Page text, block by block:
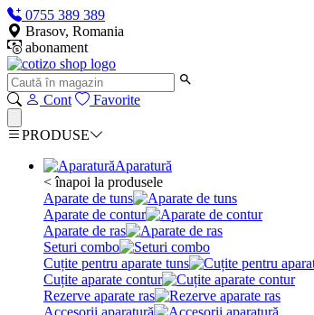
0755 389 389
Brasov, Romania
abonament
Cont Favorite
PRODUSE
Aparatură
< înapoi la produsele
Aparate de tuns
Aparate de contur
Aparate de ras
Seturi combo
Cuțite pentru aparate tuns
Cuțite aparate contur
Rezerve aparate ras
Accesorii aparatură